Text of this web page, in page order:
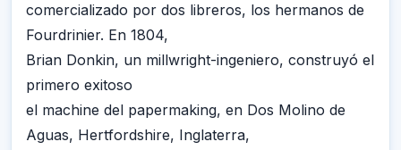
comercializado por dos libreros, los hermanos de
Fourdrinier. En 1804,
Brian Donkin, un millwright-ingeniero, construyó el
primero exitoso
el machine del papermaking, en Dos Molino de
Aguas, Hertfordshire, Inglaterra,